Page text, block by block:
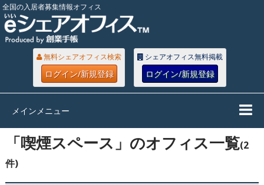
全国の入居者募集情報オフィス
無料シェアオフィス検索
ログイン/新規登録
シェアオフィス無料掲載
ログイン/新規登録
メインメニュー
「喫煙スペース」のオフィス一覧(2
件)